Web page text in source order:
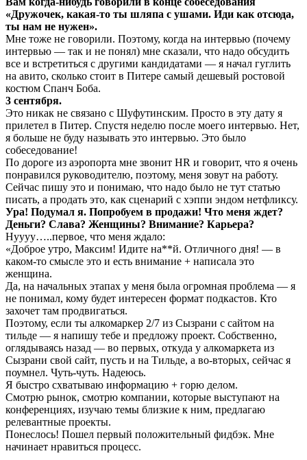
«Дружочек, какая-то ты шляпа с ушами. Иди как отсюда,
ты нам не нужен».
Мне тоже не говорили. Поэтому, когда на интервью (почему
интервью — так и не понял) мне сказали, что надо обсудить
все и встретиться с другими кандидатами — я начал гуглить
на авито, сколько стоит в Питере самый дешевый ростовой
костюм Спанч Боба.
3 сентября.
Это никак не связано с Шуфутинским. Просто в эту дату я
прилетел в Питер. Спустя неделю после моего интервью. Нет,
я больше не буду называть это интервью. Это было
собеседование!
По дороге из аэропорта мне звонит HR и говорит, что я очень
понравился руководителю, поэтому, меня зовут на работу.
Сейчас пишу это и понимаю, что надо было не тут статью
писать, а продать это, как сценарий с хэппи эндом нетфликсу.
Ура! Подумал я. Попробуем в продажи! Что меня ждет?
Деньги? Слава? Женщины? Внимание? Карьера?
Нуууу…..первое, что меня ждало:
«Доброе утро, Максим! Идите на**й. Отличного дня! — в
каком-то смысле это и есть внимание + написала это
женщина.
Да, на начальных этапах у меня была огромная проблема — я
не понимал, кому будет интересен формат подкастов. Кто
захочет там продвигаться.
Поэтому, если ты алкомаркер 2/7 из Сызрани с сайтом на
тильде — я напишу тебе и предложу проект. Собственно,
оглядываясь назад — во первых, откуда у алкомаркета из
Сызрани свой сайт, пусть и на Тильде, а во-вторых, сейчас я
поумнел. Чуть-чуть. Надеюсь.
Я быстро схватываю информацию + горю делом.
Смотрю рынок, смотрю компании, которые выступают на
конференциях, изучаю темы близкие к ним, предлагаю
релевантные проекты.
Понеслось! Пошел первый положительный фидбэк. Мне
начинает нравиться процесс.